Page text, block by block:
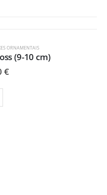
ORNAMENTAIS
(9-10 cm)
€